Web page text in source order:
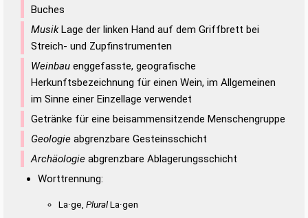
Buches
MusikLage der linken Hand auf dem Griffbrett bei
Streich- und Zupfinstrumenten
Weinbau enggefasste, geografische
Herkunftsbezeichnung für einen Wein, im Allgemeinen
im Sinne einer Einzellage verwendet
Getränke für eine beisammensitzende Menschengruppe
Geologie abgrenzbare Gesteinsschicht
Archäologie abgrenzbare Ablagerungsschicht
Worttrennung:
La·ge, PluralLa·gen